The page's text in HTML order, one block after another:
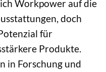
Workpower auf die
doch
für
Produkte.
in Forschung und